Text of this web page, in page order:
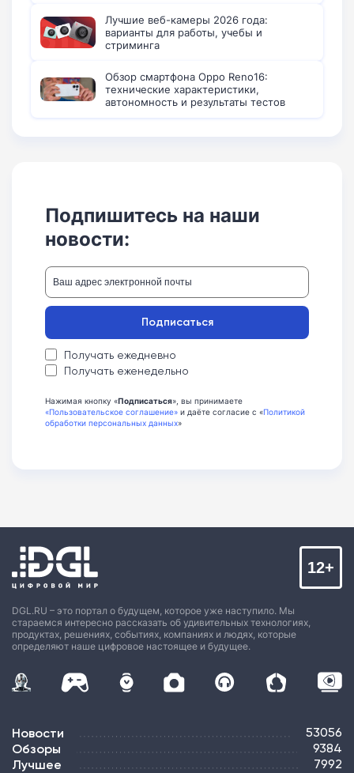
Лучшие веб-камеры 2026 года:
варианты для работы, учебы и
стриминга
Обзор смартфона Oppo Reno16:
технические характеристики,
автономность и результаты тестов
Подпишитесь на наши
новости:
Получать ежедневно
Получать еженедельно
Подписаться
Нажимая кнопку «Подписаться», вы принимаете
«Пользовательское соглашение» и даёте согласие с «Политикой
обработки персональных данных»
DGL.RU – это портал о будущем, которое уже наступило. Мы
стараемся интересно рассказать об удивительных технологиях,
продуктах, решениях, событиях, компаниях и людях, которые
определяют наше цифровое настоящее и будущее.
12+
Новости 53056
Обзоры 9384
Лучшее 7992